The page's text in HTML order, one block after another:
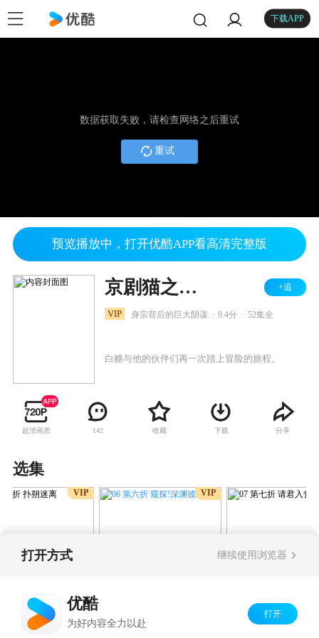
下载APP
数据获取失败，请检查网络之后重试
重试
预览播放中，打开优酷APP看高清完整版
京剧猫之乘风破浪 +追
VIP 身宗背后的巨大阴谋 9.4分 52集全
白糖与他的伙伴们再一次踏上冒险的旅程。
超清画质 142 收藏 下载 分享
选集
VIP VIP
京ICP备06050721号-1
打开方式 继续使用浏览器
优酷
为好内容全力以赴
打开